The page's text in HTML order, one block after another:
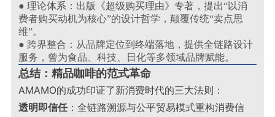
● 理论体系：出版《超级购买理由》专著，提出“以消
费者购买动机为核心”的设计哲学，颠覆传统“卖点思
维”。
● 跨界整合：从品牌定位到终端落地，提供全链路设计
服务，曾为食品、科技、日化等多领域品牌赋能。
总结：精品咖啡的范式革命
AMAMO的成功印证了新消费时代的三大法则：
透明即信任 ：全链路溯源与公平贸易模式重构消费信